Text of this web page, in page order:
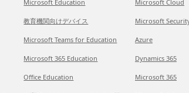
Microsoft Education
教育機関向けデバイス
Microsoft Teams for Education
Microsoft 365 Education
Office Education
Microsoft Cloud
Microsoft
Azure
Dynamics 365
Microsoft 365